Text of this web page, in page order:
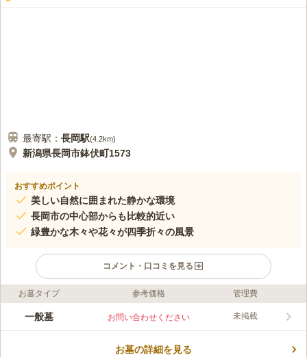
最寄駅： 長岡駅(4.2km)
新潟県長岡市鉢伏町1573
おすすめポイント
美しい自然に囲まれた静かな環境
長岡市の中心部からも比較的近い
緑豊かな木々や花々が四季折々の風景
コメント・口コミを見る
口コミ評価
この霊園はまだ誰からも評価されていません。
お墓タイプ 参考価格 管理費
一般墓 お問い合わせください 未掲載
お墓の詳細を見る